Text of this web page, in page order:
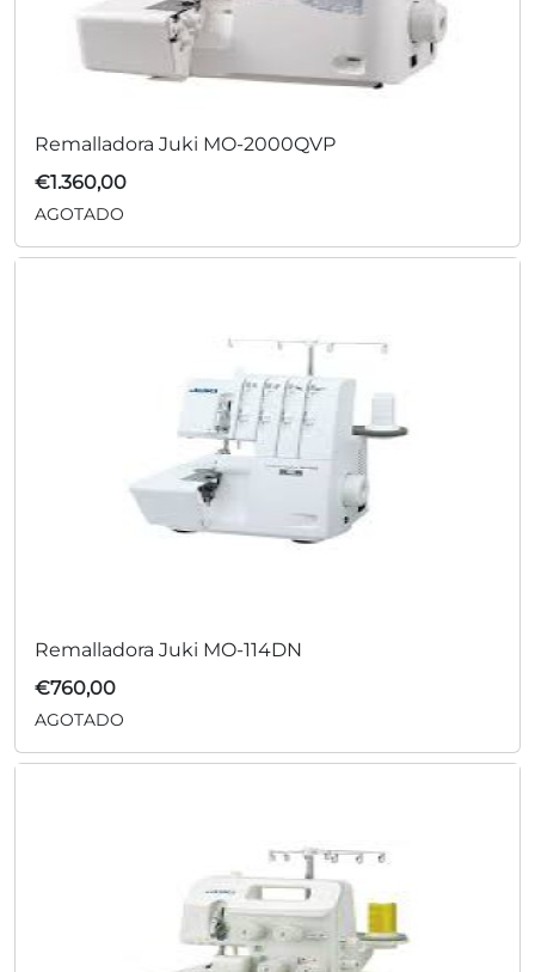
Remalladora Juki MO-2000QVP
€1.360,00
AGOTADO
Remalladora Juki MO-114DN
€760,00
AGOTADO